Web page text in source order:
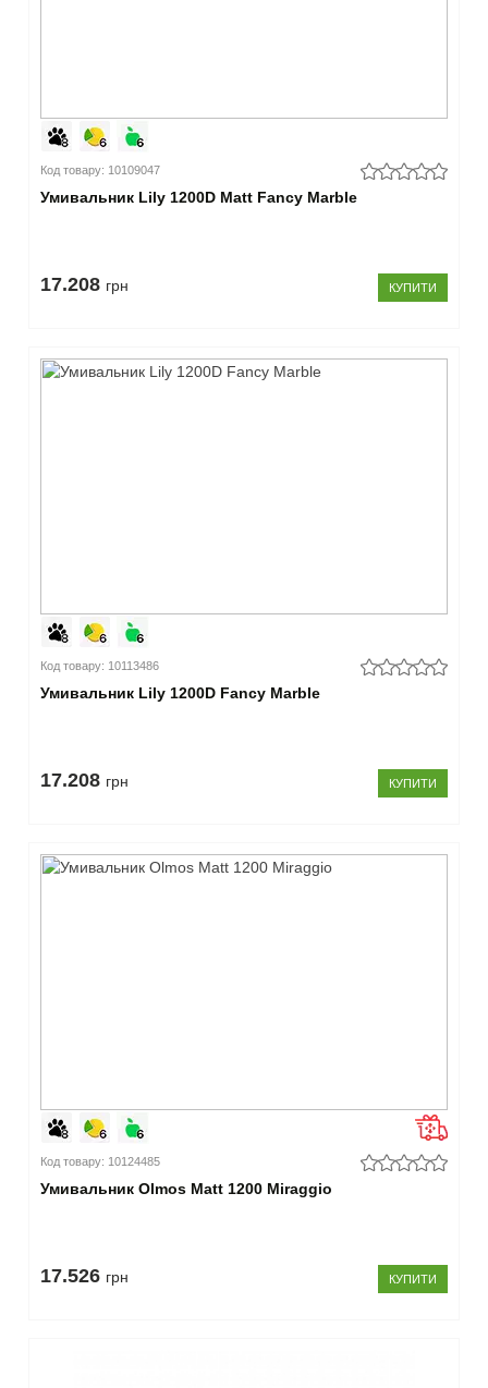
Код товару: 10109047
Умивальник Lily 1200D Matt Fancy Marble
17.208 грн КУПИТИ
Код товару: 10113486
Умивальник Lily 1200D Fancy Marble
17.208 грн КУПИТИ
Код товару: 10124485
Умивальник Olmos Matt 1200 Miraggio
17.526 грн КУПИТИ